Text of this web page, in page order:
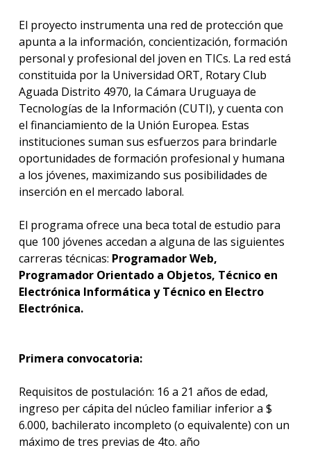
El proyecto instrumenta una red de protección que
apunta a la información, concientización, formación
personal y profesional del joven en TICs. La red está
constituida por la Universidad ORT, Rotary Club
Aguada Distrito 4970, la Cámara Uruguaya de
Tecnologías de la Información (CUTI), y cuenta con
el financiamiento de la Unión Europea. Estas
instituciones suman sus esfuerzos para brindarle
oportunidades de formación profesional y humana
a los jóvenes, maximizando sus posibilidades de
inserción en el mercado laboral.
El programa ofrece una beca total de estudio para
que 100 jóvenes accedan a alguna de las siguientes
carreras técnicas: Programador Web,
Programador Orientado a Objetos, Técnico en
Electrónica Informática y Técnico en Electro
Electrónica.
Primera convocatoria:
Requisitos de postulación: 16 a 21 años de edad,
ingreso per cápita del núcleo familiar inferior a $
6.000, bachilerato incompleto (o equivalente) con un
máximo de tres previas de 4to. año